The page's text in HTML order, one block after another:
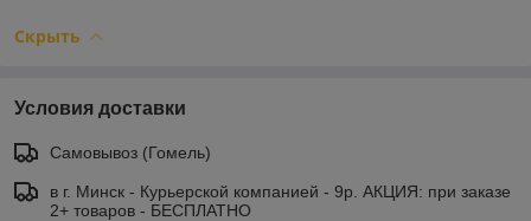
Скрыть
Условия доставки
Самовывоз (Гомель)
в г. Минск - Курьерской компанией - 9р. АКЦИЯ: при заказе
2+ товаров - БЕСПЛАТНО